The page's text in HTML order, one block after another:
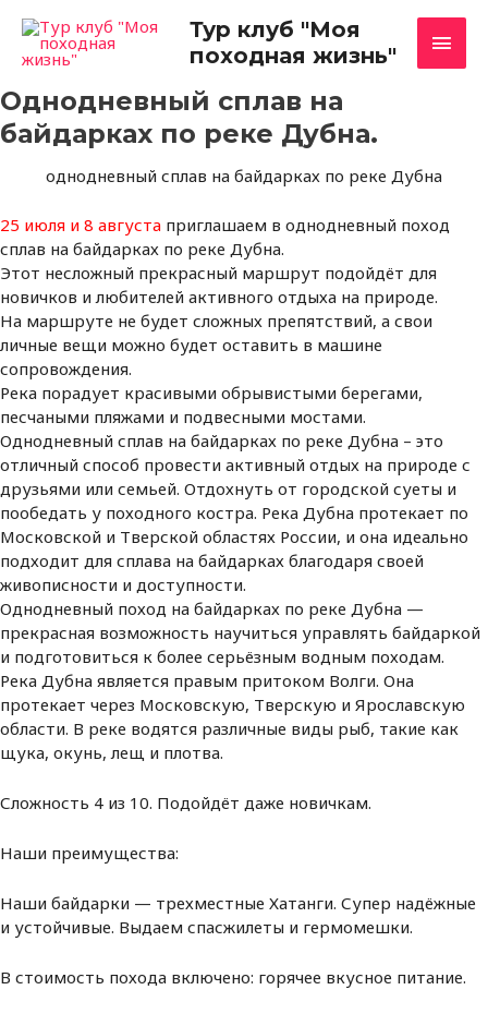
содержимому
Тур клуб "Моя
походная жизнь"
Однодневный сплав на
байдарках по реке Дубна.
однодневный сплав на байдарках по реке Дубна
25 июля и 8 августа приглашаем в однодневный поход
сплав на байдарках по реке Дубна.
Этот несложный прекрасный маршрут подойдёт для
новичков и любителей активного отдыха на природе.
На маршруте не будет сложных препятствий, а свои
личные вещи можно будет оставить в машине
сопровождения.
Река порадует красивыми обрывистыми берегами,
песчаными пляжами и подвесными мостами.
Однодневный сплав на байдарках по реке Дубна – это
отличный способ провести активный отдых на природе с
друзьями или семьей. Отдохнуть от городской суеты и
пообедать у походного костра. Река Дубна протекает по
Московской и Тверской областях России, и она идеально
подходит для сплава на байдарках благодаря своей
живописности и доступности.
Однодневный поход на байдарках по реке Дубна —
прекрасная возможность научиться управлять байдаркой
и подготовиться к более серьёзным водным походам.
Река Дубна является правым притоком Волги. Она
протекает через Московскую, Тверскую и Ярославскую
области. В реке водятся различные виды рыб, такие как
щука, окунь, лещ и плотва.
Сложность 4 из 10. Подойдёт даже новичкам.
Наши преимущества:
Наши байдарки — трехместные Хатанги. Супер надёжные
и устойчивые. Выдаем спасжилеты и гермомешки.
В стоимость похода включено: горячее вкусное питание.